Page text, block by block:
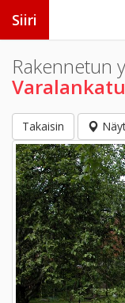
Siiri
Rakennetun
Takaisin